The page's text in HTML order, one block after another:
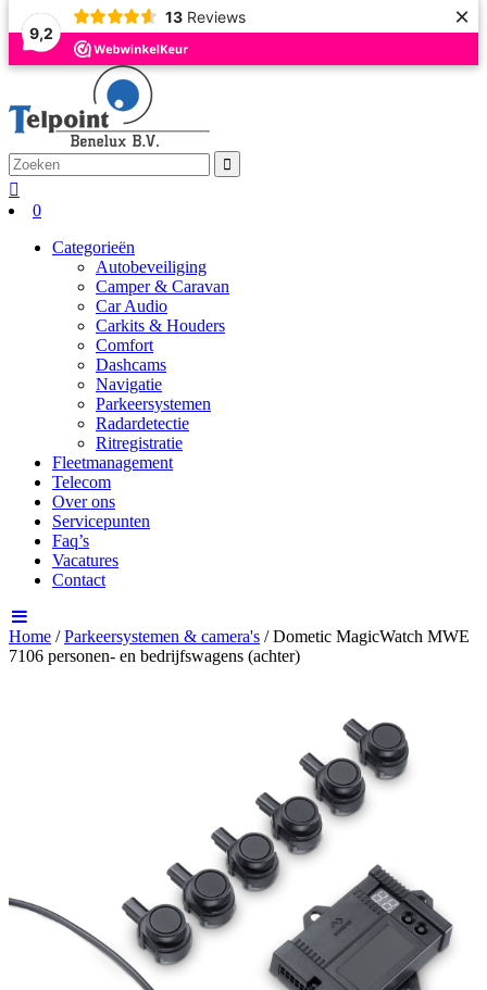
9,2
13 Reviews ×
0
Categorieën
Autobeveiliging
Camper & Caravan
Car Audio
Carkits & Houders
Comfort
Dashcams
Navigatie
Parkeersystemen
Radardetectie
Ritregistratie
Fleetmanagement
Telecom
Over ons
Servicepunten
Faq’s
Vacatures
Contact
Home /Parkeersystemen & camera's / Dometic MagicWatch MWE
7106 personen- en bedrijfswagens (achter)